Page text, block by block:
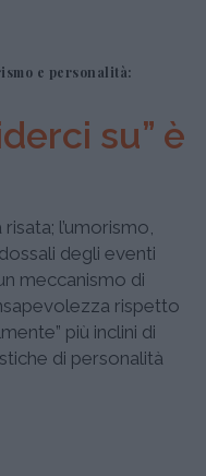
e personalità:
su” è
l’umorismo,
degli eventi
meccanismo di
rispetto
più inclini di
di personalità